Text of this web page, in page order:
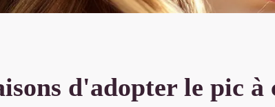
d'adopter le pic